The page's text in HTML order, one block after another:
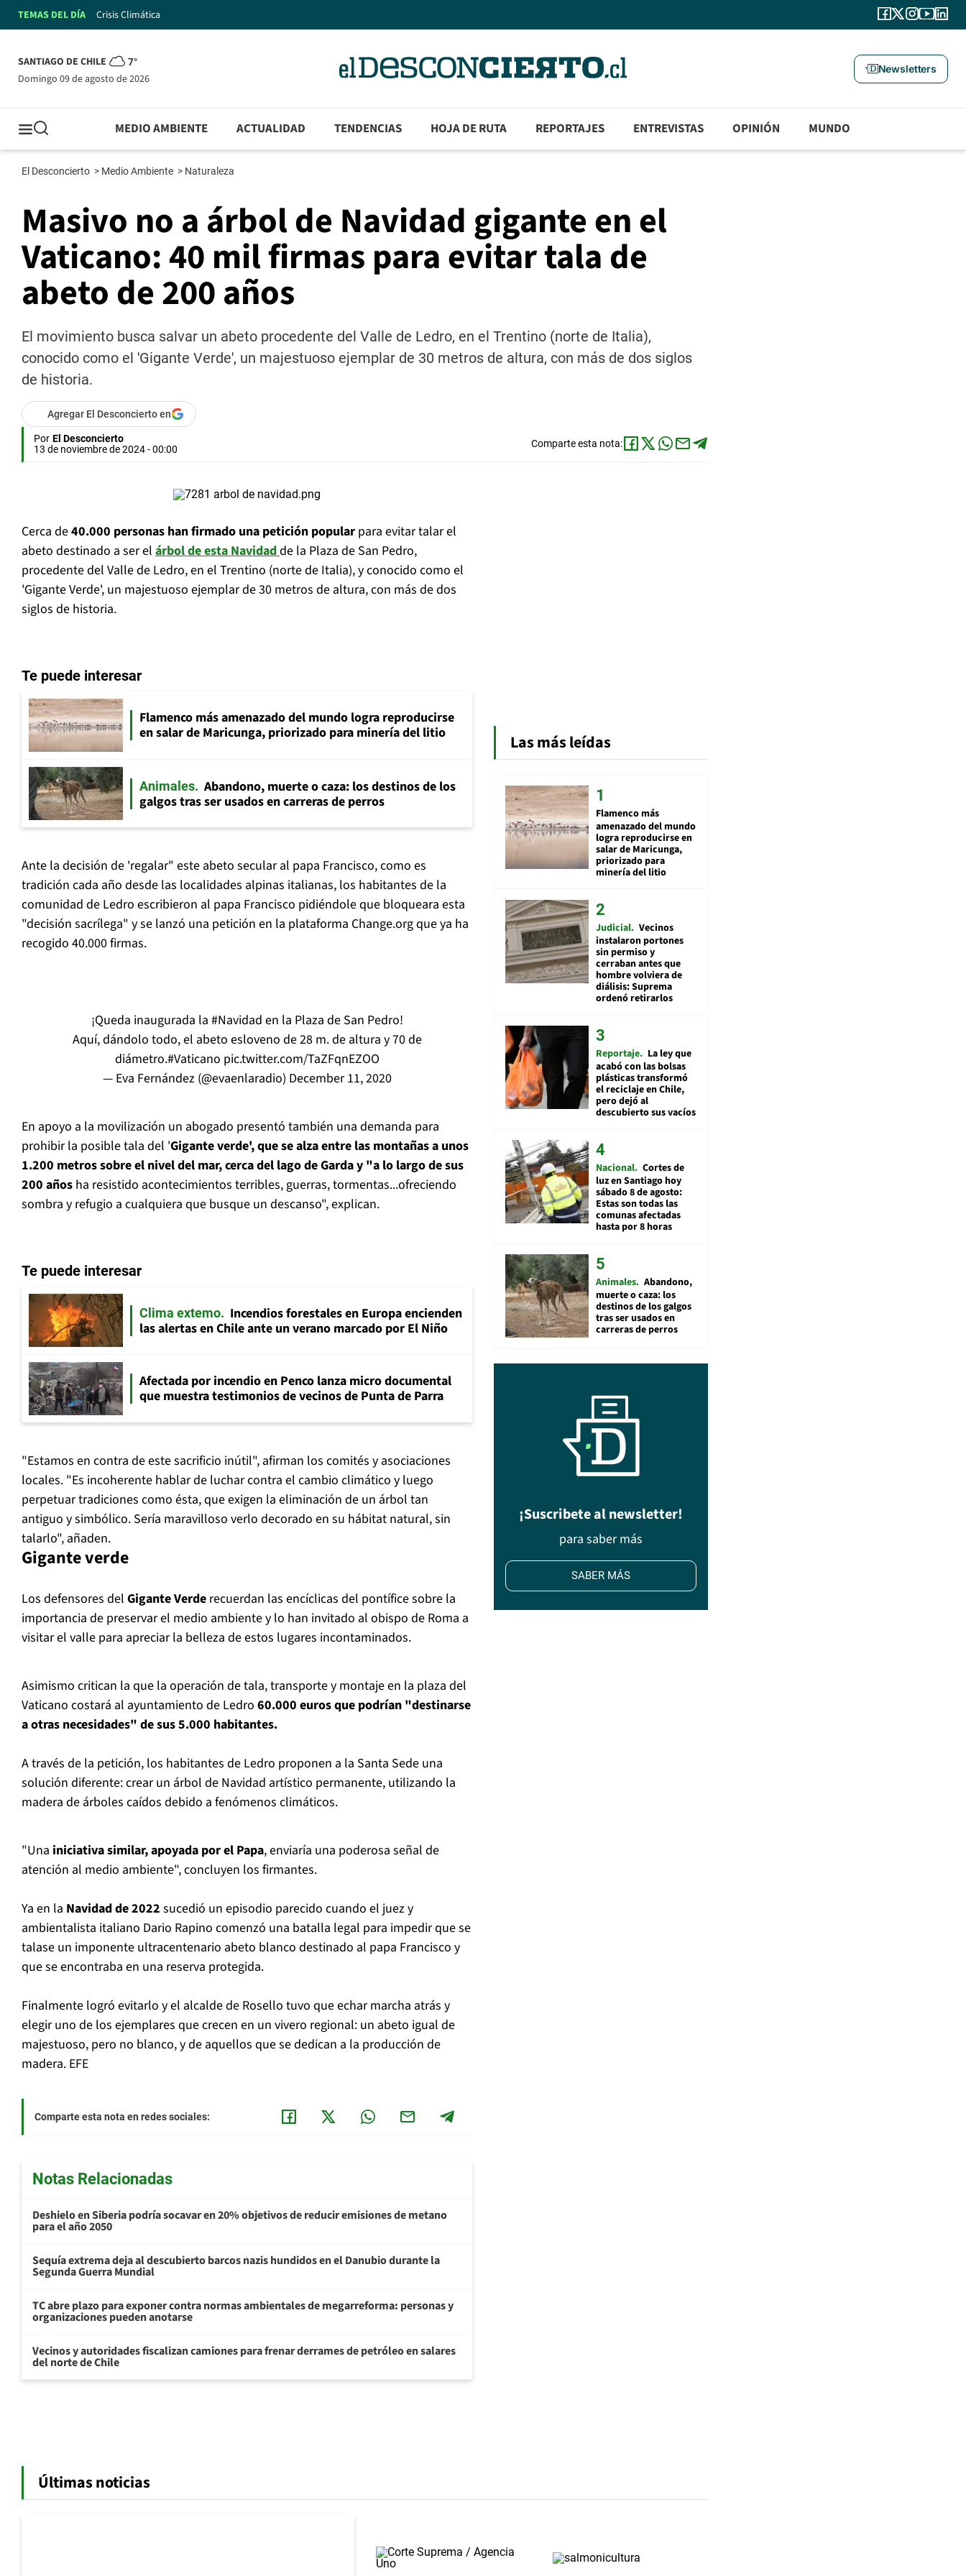
TEMAS DEL DÍA Crisis Climática
SANTIAGO DE CHILE 7°
domingo 09 de agosto de 2026
Newsletters
MEDIO AMBIENTE ACTUALIDAD TENDENCIAS HOJA DE RUTA REPORTAJES ENTREVISTAS OPINIÓN MUNDO
El Desconcierto > Medio Ambiente > Naturaleza
Masivo no a árbol de Navidad gigante en el
Vaticano: 40 mil firmas para evitar tala de
abeto de 200 años
El movimiento busca salvar un abeto procedente del Valle de Ledro, en el Trentino (norte de Italia),
conocido como el 'Gigante Verde', un majestuoso ejemplar de 30 metros de altura, con más de dos siglos
de historia.
Agregar El Desconcierto en
Por El Desconcierto
13 de noviembre de 2024 - 00:00
Comparte esta nota:
Cerca de40.000 personas han firmado una petición popular para evitar talar el
abeto destinado a ser el árbol de esta Navidadde la Plaza de San Pedro,
procedente del Valle de Ledro, en el Trentino (norte de Italia), y conocido como el
'Gigante Verde', un majestuoso ejemplar de 30 metros de altura, con más de dos
siglos de historia.
Te puede interesar
Flamenco más amenazado del mundo logra reproducirse
en salar de Maricunga, priorizado para minería del litio
Animales
Abandono, muerte o caza: los destinos de los
galgos tras ser usados en carreras de perros
Ante la decisión de 'regalar" este abeto secular al papa Francisco, como es
tradición cada año desde las localidades alpinas italianas, los habitantes de la
comunidad de Ledro escribieron al papa Francisco pidiéndole que bloqueara esta
"decisión sacrílega" y se lanzó una petición en la plataforma Change.org que ya ha
recogido 40.000 firmas.
¡Queda inaugurada la #Navidad en la Plaza de San Pedro!
Aquí, dándolo todo, el abeto esloveno de 28 m. de altura y 70 de
diámetro.#Vaticano pic.twitter.com/TaZFqnEZOO
— Eva Fernández (@evaenlaradio) December 11, 2020
En apoyo a la movilización un abogado presentó también una demanda para
prohibir la posible tala del 'Gigante verde', que se alza entre las montañas a unos
1.200 metros sobre el nivel del mar, cerca del lago de Garda y "a lo largo de sus
200 años ha resistido acontecimientos terribles, guerras, tormentas...ofreciendo
sombra y refugio a cualquiera que busque un descanso", explican.
Te puede interesar
Clima extemo
Incendios forestales en Europa encienden
las alertas en Chile ante un verano marcado por El Niño
Afectada por incendio en Penco lanza micro documental
que muestra testimonios de vecinos de Punta de Parra
"Estamos en contra de este sacrificio inútil", afirman los comités y asociaciones
locales. "Es incoherente hablar de luchar contra el cambio climático y luego
perpetuar tradiciones como ésta, que exigen la eliminación de un árbol tan
antiguo y simbólico. Sería maravilloso verlo decorado en su hábitat natural, sin
talarlo", añaden.
Gigante verde
Los defensores del Gigante Verde recuerdan las encíclicas del pontífice sobre la
importancia de preservar el medio ambiente y lo han invitado al obispo de Roma a
visitar el valle para apreciar la belleza de estos lugares incontaminados.
Asimismo critican la que la operación de tala, transporte y montaje en la plaza del
Vaticano costará al ayuntamiento de Ledro 60.000 euros que podrían "destinarse
a otras necesidades" de sus 5.000 habitantes.
A través de la petición, los habitantes de Ledro proponen a la Santa Sede una
solución diferente: crear un árbol de Navidad artístico permanente, utilizando la
madera de árboles caídos debido a fenómenos climáticos.
"Una iniciativa similar, apoyada por el Papa, enviaría una poderosa señal de
atención al medio ambiente", concluyen los firmantes.
Ya en la Navidad de 2022 sucedió un episodio parecido cuando el juez y
ambientalista italiano Dario Rapino comenzó una batalla legal para impedir que se
talase un imponente ultracentenario abeto blanco destinado al papa Francisco y
que se encontraba en una reserva protegida.
Finalmente logró evitarlo y el alcalde de Rosello tuvo que echar marcha atrás y
elegir uno de los ejemplares que crecen en un vivero regional: un abeto igual de
majestuoso, pero no blanco, y de aquellos que se dedican a la producción de
madera. EFE
Comparte esta nota en redes sociales:
Notas Relacionadas
Deshielo en Siberia podría socavar en 20% objetivos de reducir emisiones de metano
para el año 2050
Sequía extrema deja al descubierto barcos nazis hundidos en el Danubio durante la
Segunda Guerra Mundial
TC abre plazo para exponer contra normas ambientales de megarreforma: personas y
organizaciones pueden anotarse
Vecinos y autoridades fiscalizan camiones para frenar derrames de petróleo en salares
del norte de Chile
Las más leídas
Flamenco más
amenazado del mundo
logra reproducirse en
salar de Maricunga,
priorizado para
minería del litio
Judicial Vecinos
instalaron portones
sin permiso y
cerraban antes que
hombre volviera de
diálisis: Suprema
ordenó retirarlos
Reportaje La ley que
acabó con las bolsas
plásticas transformó
el reciclaje en Chile,
pero dejó al
descubierto sus vacíos
Nacional Cortes de
luz en Santiago hoy
sábado 8 de agosto:
Estas son todas las
comunas afectadas
hasta por 8 horas
Animales Abandono,
muerte o caza: los
destinos de los galgos
tras ser usados en
carreras de perros
¡Suscribete al newsletter!
para saber más
SABER MÁS
Últimas noticias